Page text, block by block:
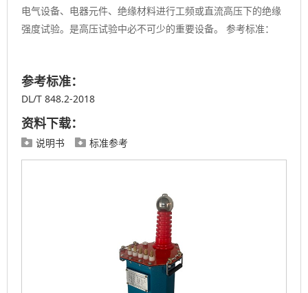
电气设备、电器元件、绝缘材料进行工频或直流高压下的绝缘
强度试验。是高压试验中必不可少的重要设备。 参考标准：
参考标准：
DL/T 848.2-2018
资料下载：
 说明书  标准参考